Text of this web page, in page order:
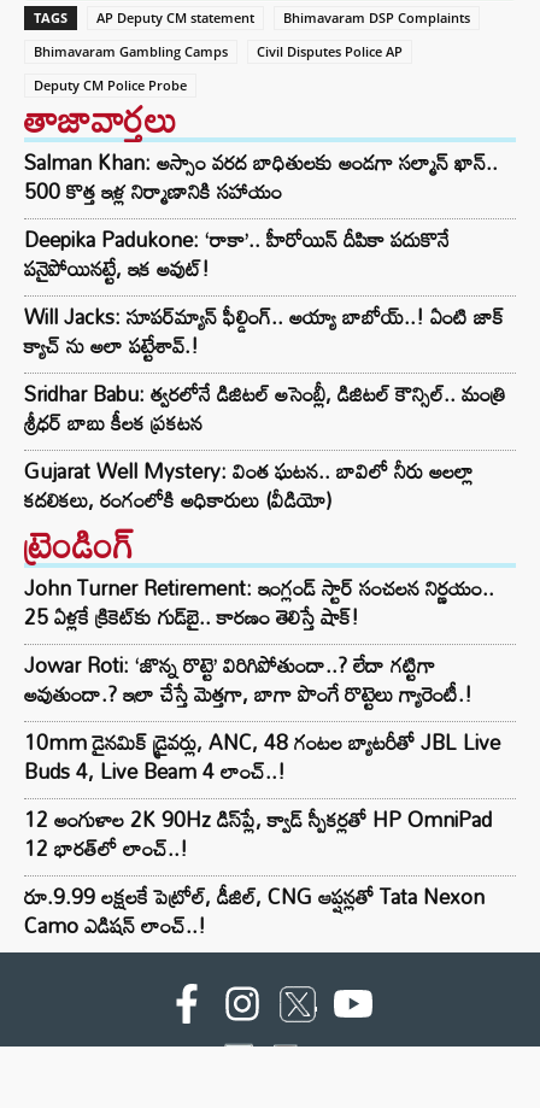
TAGS AP Deputy CM statement
Bhimavaram DSP Complaints
Bhimavaram Gambling Camps
Civil Disputes Police AP
Deputy CM Police Probe
తాజావార్తలు
Salman Khan: అస్సాం వరద బాధితులకు అండగా సల్మాన్ ఖాన్..
500 కొత్త ఇళ్ల నిర్మాణానికి సహాయం
Deepika Padukone: ‘రాకా’.. హీరోయిన్ దీపికా పదుకొనే
పనైపోయినట్టే, ఇక అవుట్!
Will Jacks: సూపర్‌మ్యాన్ ఫీల్డింగ్.. అయ్యా బాబోయ్..! ఏంటి జాక్
క్యాచ్ ను అలా పట్టేశావ్.!
Sridhar Babu: త్వరలోనే డిజిటల్ అసెంబ్లీ, డిజిటల్ కౌన్సిల్.. మంత్రి
శ్రీధర్ బాబు కీలక ప్రకటన
Gujarat Well Mystery: వింత ఘటన.. బావిలో నీరు అలల్లా
కదలికలు, రంగంలోకి అధికారులు (వీడియో)
ట్రెండింగ్‌
John Turner Retirement: ఇంగ్లండ్ స్టార్ సంచలన నిర్ణయం..
25 ఏళ్లకే క్రికెట్‌కు గుడ్‌బై.. కారణం తెలిస్తే షాక్!
Jowar Roti: ‘జొన్న రొట్టె’ విరిగిపోతుందా..? లేదా గట్టిగా
అవుతుందా.? ఇలా చేస్తే మెత్తగా, బాగా పొంగే రొట్టెలు గ్యారెంటీ.!
10mm డైనమిక్ డ్రైవర్లు, ANC, 48 గంటల బ్యాటరీతో JBL Live
Buds 4, Live Beam 4 లాంచ్..!
12 అంగుళాల 2K 90Hz డిస్‌ప్లే, క్వాడ్ స్పీకర్లతో HP OmniPad
12 భారత్‌లో లాంచ్..!
రూ.9.99 లక్షలకే పెట్రోల్, డీజిల్, CNG ఆప్షన్లతో Tata Nexon
Camo ఎడిషన్ లాంచ్..!